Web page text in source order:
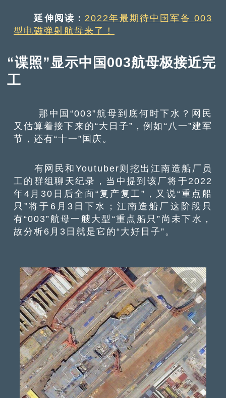
延伸阅读： 2022年最期待中国军备 003
型电磁弹射航母来了！
“谍照”显示中国003航母极接近完
工
那中国“003”航母到底何时下水？网民
又估算着接下来的“大日子”，例如“八一”建军
节，还有“十一”国庆。
有网民和Youtuber则挖出江南造船厂员
工的群组聊天纪录，当中提到该厂将于2022
年4月30日后全面“复产复工”，又说“重点船
只”将于6月3日下水；江南造船厂这阶段只
有“003”航母一艘大型“重点船只”尚未下水，
故分析6月3日就是它的“大好日子”。